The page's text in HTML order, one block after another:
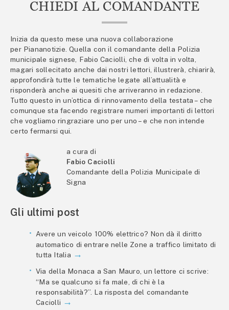
CHIEDI AL COMANDANTE
Inizia da questo mese una nuova collaborazione
per Piananotizie. Quella con il comandante della Polizia
municipale signese, Fabio Caciolli, che di volta in volta,
magari sollecitato anche dai nostri lettori, illustrerà, chiarirà,
approfondirà tutte le tematiche legate all’attualità e
risponderà anche ai quesiti che arriveranno in redazione.
Tutto questo in un’ottica di rinnovamento della testata – che
comunque sta facendo registrare numeri importanti di lettori
che vogliamo ringraziare uno per uno – e che non intende
certo fermarsi qui.
a cura di
Fabio Caciolli
Comandante della Polizia Municipale di
Signa
Gli ultimi post
Avere un veicolo 100% elettrico? Non dà il diritto
automatico di entrare nelle Zone a traffico limitato di
tutta Italia
Via della Monaca a San Mauro, un lettore ci scrive:
“Ma se qualcuno si fa male, di chi è la
responsabilità?”. La risposta del comandante
Caciolli